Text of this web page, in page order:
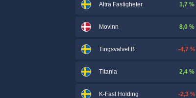
Altra Fastigheter 1,7 %
Movinn 8,0 %
Tingsvalvet B -4,7 %
Titania 2,4 %
K-Fast Holding -2,3 %